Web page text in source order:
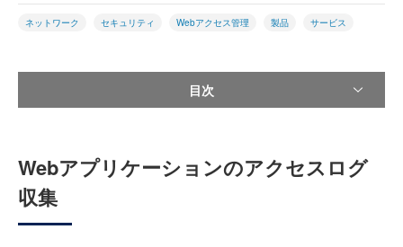
ネットワーク セキュリティ Webアクセス管理 製品 サービス
目次
Webアプリケーションのアクセスログ
収集